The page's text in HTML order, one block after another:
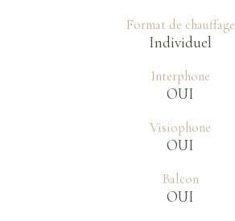
Format de chauffage
Individuel
Interphone
OUI
Visiophone
OUI
Balcon
OUI